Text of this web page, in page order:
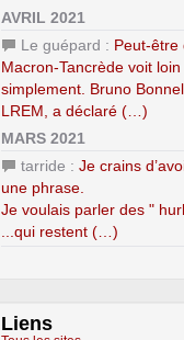
AVRIL 2021
Le guépard : Peut-être
Macron-Tancrède voit
simplement. Bruno
LREM, a déclaré (…)
MARS 2021
tarride : Je crains
une phrase.
Je voulais parler des "
...qui restent (…)
Liens